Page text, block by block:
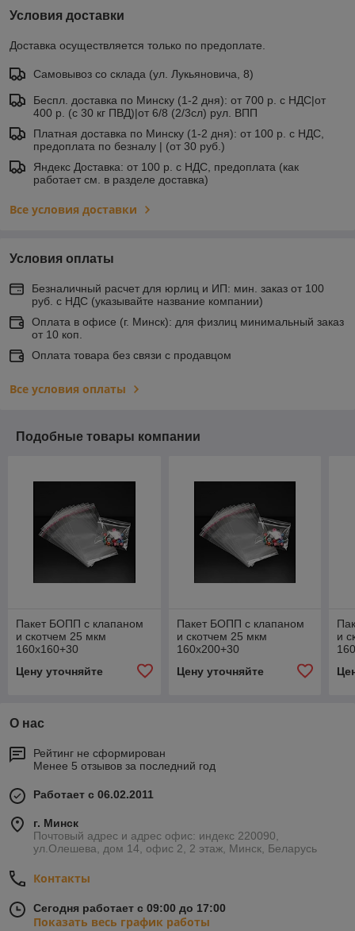
Условия доставки
Доставка осуществляется только по предоплате.
Самовывоз со склада (ул. Лукьяновича, 8)
Беспл. доставка по Минску (1-2 дня): от 700 р. с НДС|от
400 р. (с 30 кг ПВД)|от 6/8 (2/3сл) рул. ВПП
Платная доставка по Минску (1-2 дня): от 100 р. с НДС,
предоплата по безналу | (от 30 руб.)
Яндекс Доставка: от 100 р. с НДС, предоплата (как
работает см. в разделе доставка)
Все условия доставки
Условия оплаты
Безналичный расчет для юрлиц и ИП: мин. заказ от 100
руб. с НДС (указывайте название компании)
Оплата в офисе (г. Минск): для физлиц минимальный заказ
от 10 коп.
Оплата товара без связи с продавцом
Все условия оплаты
Подобные товары компании
Пакет БОПП с клапаном
и скотчем 25 мкм
160х160+30
Цену уточняйте
Пакет БОПП с клапаном
и скотчем 25 мкм
160х200+30
Цену уточняйте
и
О нас
Рейтинг не сформирован
Менее 5 отзывов за последний год
Работает с 06.02.2011
г. Минск
Почтовый адрес и адрес офис: индекс 220090,
ул.Олешева, дом 14, офис 2, 2 этаж, Минск, Беларусь
Контакты
Сегодня работает с 09:00 до 17:00
Показать весь график работы